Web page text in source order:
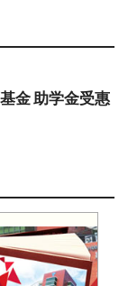
金 助学金受惠